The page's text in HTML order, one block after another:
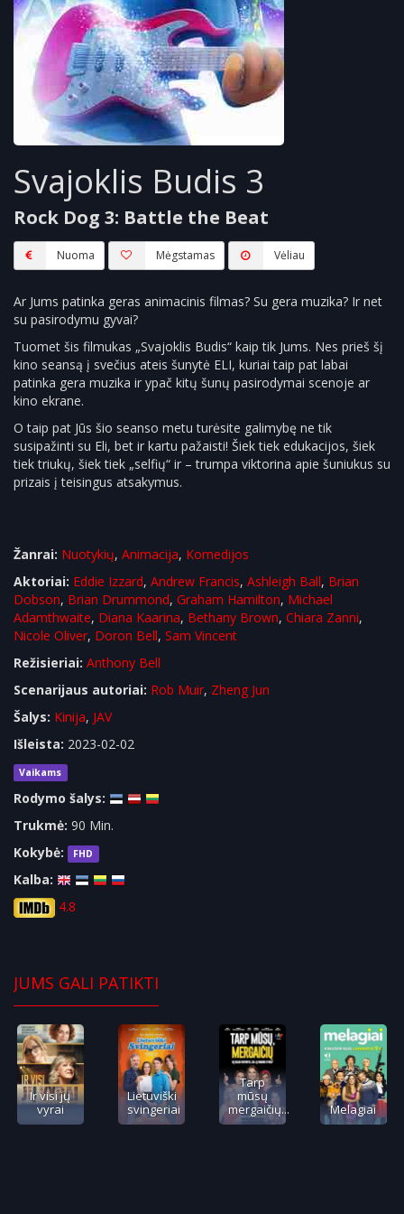
Svajoklis Budis 3
Rock Dog 3: Battle the Beat
Nuoma Mėgstamas Vėliau
Ar Jums patinka geras animacinis filmas? Su gera muzika? Ir net
su pasirodymu gyvai?
Tuomet šis filmukas „Svajoklis Budis“ kaip tik Jums. Nes prieš šį
kino seansą į svečius ateis šunytė ELI, kuriai taip pat labai
patinka gera muzika ir ypač kitų šunų pasirodymai scenoje ar
kino ekrane.
O taip pat Jūs šio seanso metu turėsite galimybę ne tik
susipažinti su Eli, bet ir kartu pažaisti! Šiek tiek edukacijos, šiek
tiek triukų, šiek tiek „selfių“ ir – trumpa viktorina apie šuniukus su
prizais į teisingus atsakymus.
Žanrai: Nuotykių, Animacija, Komedijos
Aktoriai: Eddie Izzard, Andrew Francis, Ashleigh Ball, Brian
Dobson, Brian Drummond, Graham Hamilton, Michael
Adamthwaite, Diana Kaarina, Bethany Brown, Chiara Zanni,
Nicole Oliver, Doron Bell, Sam Vincent
Režisieriai: Anthony Bell
Scenarijaus autoriai: Rob Muir, Zheng Jun
Šalys: Kinija, JAV
Išleista: 2023-02-02
Vaikams
Rodymo šalys:
Trukmė: 90 Min.
Kokybė:
FHD
Kalba:
4.8
JUMS GALI PATIKTI
Ir visi jų
vyrai
Lietuviški
svingeriai
Tarp
mūsų
mergaičių...
Melagiai